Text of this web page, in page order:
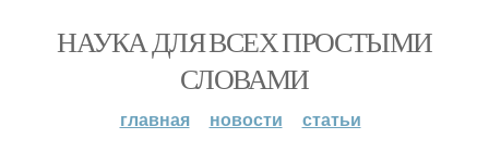
НАУКА ДЛЯ ВСЕХ ПРОСТЫМИ
СЛОВАМИ
главная новости статьи